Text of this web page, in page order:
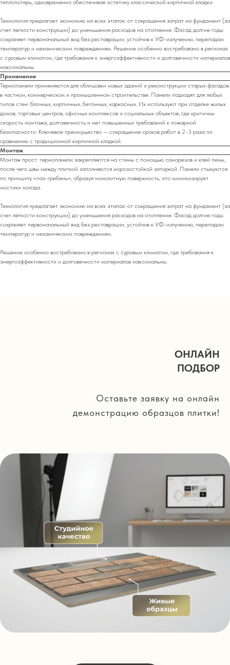
теплопотерь, одновременно обеспечивая эстетику классической кирпичной кладки.
Технология предлагает экономию на всех этапах: от сокращения затрат на фундамент (за
счет легкости конструкции) до уменьшения расходов на отопление. Фасад долгие годы
сохраняет первоначальный вид без реставрации, устойчив к УФ-излучению, перепадам
температур и механическим повреждениям. Решение особенно востребовано в регионах
с суровым климатом, где требования к энергоэффективности и долговечности материалов
максимальны.
Применение
Термопанели применяются для облицовки новых зданий и реконструкции старых фасадов
в частном, коммерческом и промышленном строительстве. Панели подходят для любых
типов стен: блочных, кирпичных, бетонных, каркасных. Их используют при отделке жилых
домов, торговых центров, офисных комплексов и социальных объектов, где критичны
скорость монтажа, долговечность и нет повышенных требований к пожарной
безопасности. Ключевое преимущество — сокращение сроков работ в 2-3 раза по
сравнению с традиционной кирпичной кладкой.
Монтаж
Монтаж прост: термопанели закрепляются на стены с помощью саморезов и клей пены,
после чего швы между плиткой заполняются морозостойкой затиркой. Панели стыкуются
по принципу «паз-гребень», образуя монолитную поверхность, это минимизирует
мостики холода.
Технология предлагает экономию на всех этапах: от сокращения затрат на фундамент (за
счет легкости конструкции) до уменьшения расходов на отопление. Фасад долгие годы
сохраняет первоначальный вид без реставрации, устойчив к УФ-излучению, перепадам
температур и механическим повреждениям.
Решение особенно востребовано в регионах с суровым климатом, где требования к
энергоэффективности и долговечности материалов максимальны.
ОНЛАЙН
ПОДБОР
Оставьте заявку на онлайн
демонстрацию образцов плитки!